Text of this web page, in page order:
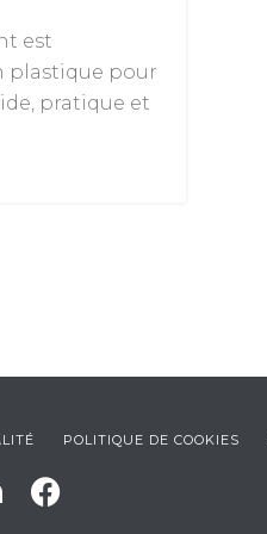
est
plastique pour
pratique et
POLITIQUE DE COOKIES